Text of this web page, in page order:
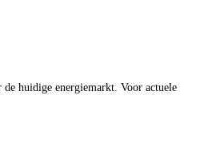
huidige energiemarkt. Voor actuele